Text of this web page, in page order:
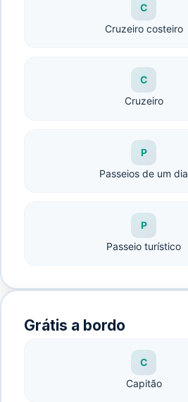
C
Cruzeiro costeiro
C
Cruzeiro
P
Passeios de um dia
P
Passeio turístico
Grátis a bordo
C
Capitão